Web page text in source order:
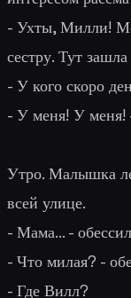
- Ухты, Милли!
сестру. Тут
- У кого скоро
- У меня! У меня!
Утро. Малышка
всей улице.
- Мама... -
- Что милая? -
- Где Вилл?